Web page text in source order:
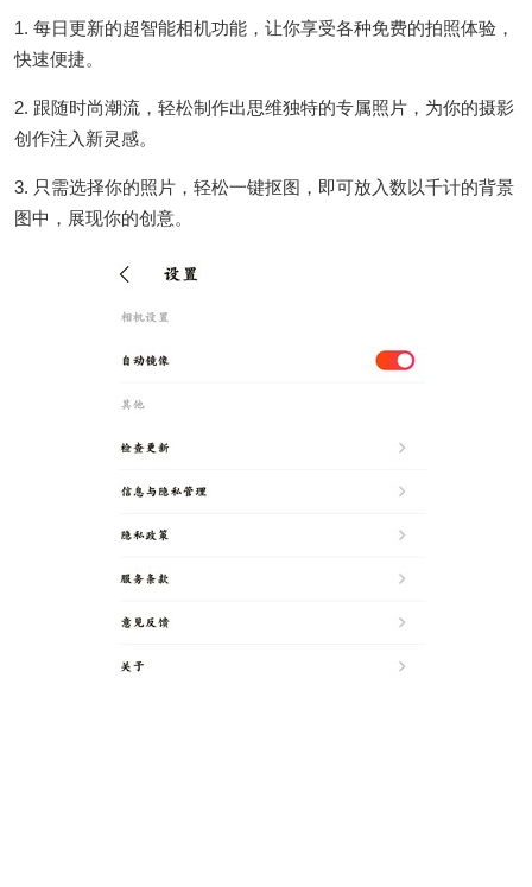
1. 每日更新的超智能相机功能，让你享受各种免费的拍照体验，
快速便捷。
2. 跟随时尚潮流，轻松制作出思维独特的专属照片，为你的摄影
创作注入新灵感。
3. 只需选择你的照片，轻松一键抠图，即可放入数以千计的背景
图中，展现你的创意。